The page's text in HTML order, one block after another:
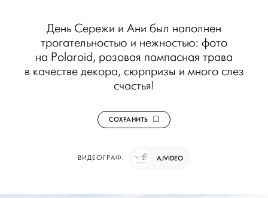
День Сережи и Ани был наполнен
трогательностью и нежностью: фото
на Polaroid, розовая пампасная трава
в качестве декора, сюрпризы и много слез
счастья!
СОХРАНИТЬ
ВИДЕОГРАФ: AJVIDEO